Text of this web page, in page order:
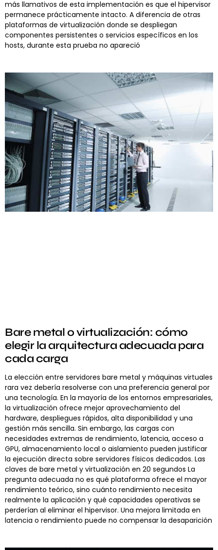
más llamativos de esta implementación es que el hipervisor
permanece prácticamente intacto. A diferencia de otras
plataformas de virtualización donde se despliegan
componentes persistentes o servicios específicos en los
hosts, durante esta prueba no apareció
Bare metal o virtualización: cómo
elegir la arquitectura adecuada para
cada carga
La elección entre servidores bare metal y máquinas virtuales
rara vez debería resolverse con una preferencia general por
una tecnología. En la mayoría de los entornos empresariales,
la virtualización ofrece mejor aprovechamiento del
hardware, despliegues rápidos, alta disponibilidad y una
gestión más sencilla. Sin embargo, las cargas con
necesidades extremas de rendimiento, latencia, acceso a
GPU, almacenamiento local o aislamiento pueden justificar
la ejecución directa sobre servidores físicos dedicados. Las
claves de bare metal y virtualización en 20 segundos La
pregunta adecuada no es qué plataforma ofrece el mayor
rendimiento teórico, sino cuánto rendimiento necesita
realmente la aplicación y qué capacidades operativas se
perderían al eliminar el hipervisor. Una mejora limitada en
latencia o rendimiento puede no compensar la desaparición